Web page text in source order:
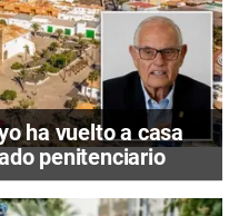
ha vuelto a casa
penitenciario